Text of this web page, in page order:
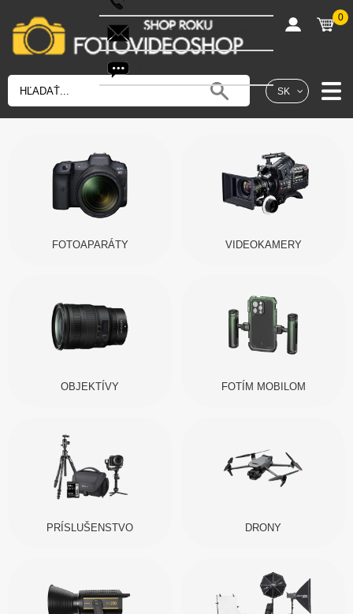
SK
shop@fotovideoshop.sk
0
FOTOAPARÁTY VIDEOKAMERY
OBJEKTÍVY FOTÍM MOBILOM
PRÍSLUŠENSTVO DRONY